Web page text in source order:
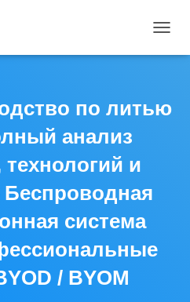
O
E
по литью
анализ
и
Беспроводная
система
/ BYOM